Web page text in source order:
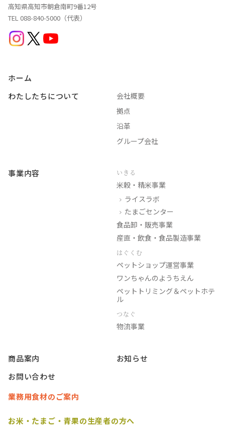
高知県高知市朝倉南町9番12号
TEL 088-840-5000（代表）
ホーム
わたしたちについて
会社概要
拠点
沿革
グループ会社
事業内容 いきる
米穀・精米事業
ライスラボ
たまごセンター
食品卸・販売事業
産直・飲食・食品製造事業
はぐくむ
ペットショップ運営事業
ワンちゃんのようちえん
ペットトリミング＆ペットホテ
ル
つなぐ
物流事業
商品案内
お知らせ
お問い合わせ
業務用食材のご案内
お米・たまご・青果の生産者の方へ